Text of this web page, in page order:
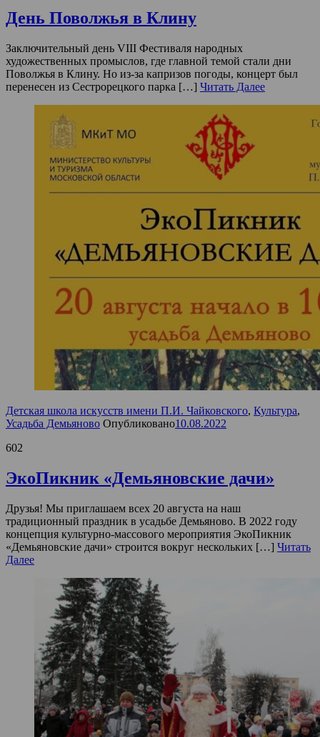
День Поволжья в Клину
Заключительный день VIII Фестиваля народных
художественных промыслов, где главной темой стали дни
Поволжья в Клину. Но из-за капризов погоды, концерт был
перенесен из Сестрорецкого парка […] Читать Далее
Детская школа искусств имени П.И. Чайковского, Культура,
Усадьба Демьяново Опубликовано10.08.2022
602
ЭкоПикник «Демьяновские дачи»
Друзья! Мы приглашаем всех 20 августа на наш
традиционный праздник в усадьбе Демьяново. В 2022 году
концепция культурно-массового мероприятия ЭкоПикник
«Демьяновские дачи» строится вокруг нескольких […] Читать
Далее